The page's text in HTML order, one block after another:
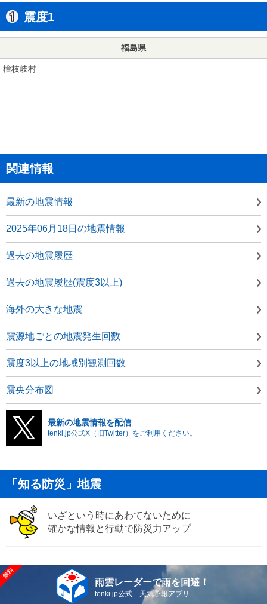
震度1
福島県
檜枝岐村
関連情報
最新の地震情報
2025年06月18日の地震情報
過去の地震履歴
過去の地震履歴(震度3以上)
海外の大きな地震
震源地ごとの地震発生回数
震度3以上の地域別観測回数
震央分布図
最新の地震情報を配信
tenki.jp公式X（旧Twitter）をご利用ください。
「知る防災」地震
いざという時にあわてないために
確かな情報と行動で防災力アップ
雨雲レーダーで雨を回避！
tenki.jp公式 天気予報アプリ